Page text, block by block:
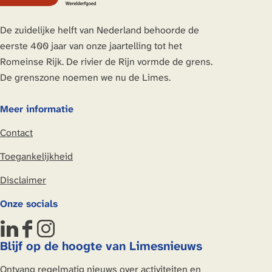
s
De zuidelijke helft van Nederland behoorde de
eerste 400 jaar van onze jaartelling tot het
Romeinse Rijk. De rivier de Rijn vormde de grens.
De grenszone noemen we nu de Limes.
Meer informatie
Contact
Toegankelijkheid
Disclaimer
Onze socials
L
i
n
F
a
c
I
n
s
Blijf op de hoogte van Limesnieuws
Ontvang regelmatig nieuws over activiteiten en